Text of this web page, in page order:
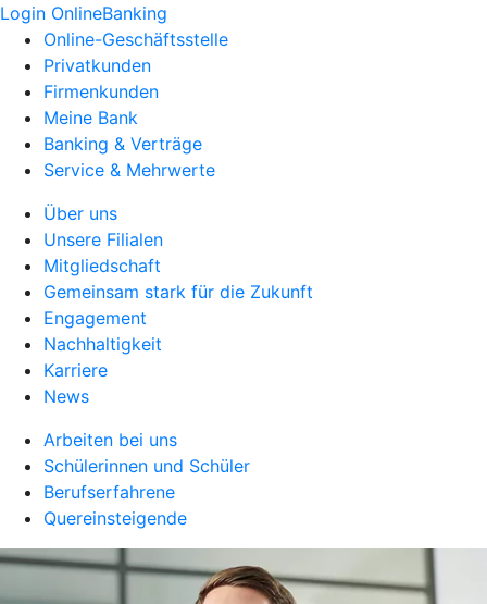
Login OnlineBanking
Online-Geschäftsstelle
Privatkunden
Firmenkunden
Meine Bank
Banking & Verträge
Service & Mehrwerte
Über uns
Unsere Filialen
Mitgliedschaft
Gemeinsam stark für die Zukunft
Engagement
Nachhaltigkeit
Karriere
News
Arbeiten bei uns
Schülerinnen und Schüler
Berufserfahrene
Quereinsteigende